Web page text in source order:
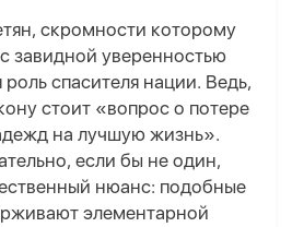
скромности которому
завидной уверенностью
спасителя нации. Ведь,
стоит «вопрос о потере
на лучшую жизнь».
если бы не один,
нюанс: подобные
элементарной